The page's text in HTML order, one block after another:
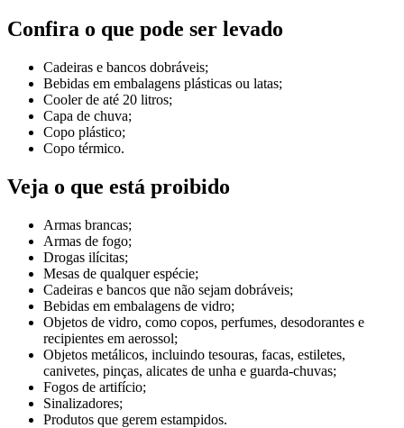
Confira o que pode ser levado
Cadeiras e bancos dobráveis;
Bebidas em embalagens plásticas ou latas;
Cooler de até 20 litros;
Capa de chuva;
Copo plástico;
Copo térmico.
Veja o que está proibido
Armas brancas;
Armas de fogo;
Drogas ilícitas;
Mesas de qualquer espécie;
Cadeiras e bancos que não sejam dobráveis;
Bebidas em embalagens de vidro;
Objetos de vidro, como copos, perfumes, desodorantes e
recipientes em aerossol;
Objetos metálicos, incluindo tesouras, facas, estiletes,
canivetes, pinças, alicates de unha e guarda-chuvas;
Fogos de artifício;
Sinalizadores;
Produtos que gerem estampidos.